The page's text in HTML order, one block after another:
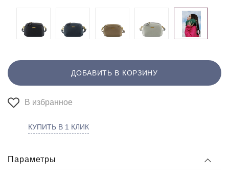
ДОБАВИТЬ В КОРЗИНУ
В избранное
КУПИТЬ В 1 КЛИК
Параметры